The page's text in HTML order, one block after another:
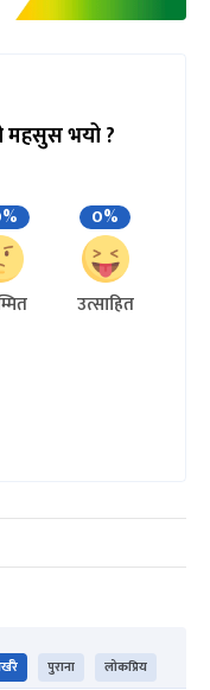
महसुस भयो ?
0%
उत्साहित
पुराना लोकप्रिय